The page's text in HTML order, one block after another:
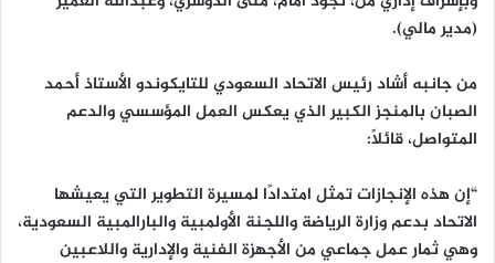
(مدير مالي).
من جانبه أشاد رئيس الاتحاد السعودي للتايكوندو الأستاذ أحمد
الصبان بالمنجز الكبير الذي يعكس العمل المؤسسي والدعم
المتواصل، قائلاً:
“إن هذه الإنجازات تمثل امتدادًا لمسيرة التطوير التي يعيشها
الاتحاد بدعم وزارة الرياضة واللجنة الأولمبية والبارالمبية السعودية،
وهي ثمار عمل جماعي من الأجهزة الفنية والإدارية واللاعبين